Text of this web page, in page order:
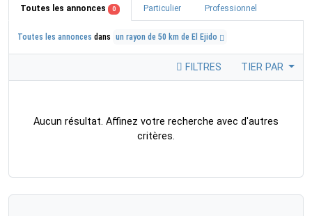
Toutes les annonces 0 Particulier Professionnel
Toutes les annonces dans un rayon de 50 km de El Ejido
FILTRES TIER PAR
Aucun résultat. Affinez votre recherche avec d'autres
critères.